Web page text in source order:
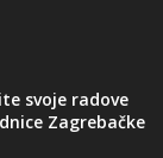
svoje radove
Zagrebačke